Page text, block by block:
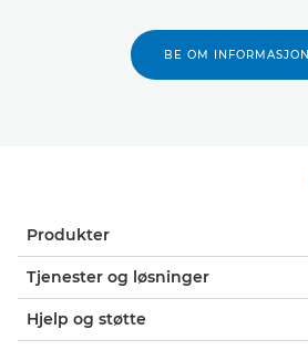
BE OM INFORMASJON
Produkter
Tjenester og løsninger
Hjelp og støtte